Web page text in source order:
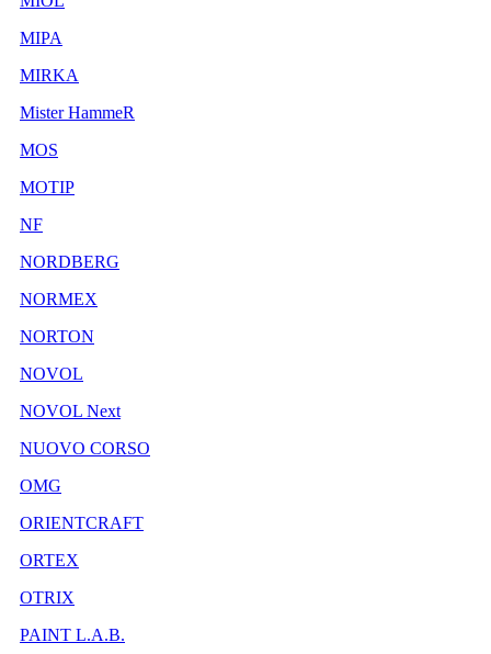
MIPA
MIRKA
Mister HammeR
MOS
MOTIP
NF
NORDBERG
NORMEX
NORTON
NOVOL
NOVOL Next
NUOVO CORSO
OMG
ORIENTCRAFT
ORTEX
OTRIX
PAINT L.A.B.